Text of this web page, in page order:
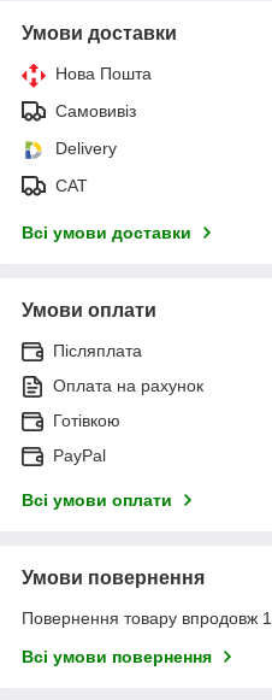
Умови доставки
Нова Пошта
Самовивіз
Delivery
САТ
Всі умови доставки
Умови оплати
Післяплата
Оплата на рахунок
Готівкою
PayPal
Всі умови оплати
Умови повернення
Повернення товару впродовж
Всі умови повернення